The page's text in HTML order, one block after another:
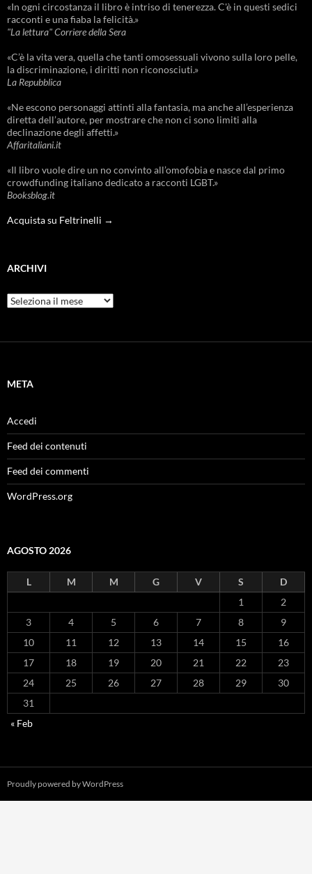
«In ogni circostanza il libro è intriso di tenerezza. C'è in questi sedici
racconti e una fiaba la felicità.»
"La lettura" Corriere della Sera
«C’è la vita vera, quella che tanti omosessuali vivono sulla loro pelle,
la discriminazione, i diritti non riconosciuti.»
La Repubblica
«Ne escono personaggi attinti alla fantasia, ma anche all’esperienza
diretta dell’autore, per mostrare che non ci sono limiti alla
declinazione degli affetti.»
Affaritaliani.it
«Il libro vuole dire un no convinto all’omofobia e nasce dal primo
crowdfunding italiano dedicato a racconti LGBT.»
Booksblog.it
Acquista su Feltrinelli →
ARCHIVI
Archivi
META
Accedi
Feed dei contenuti
Feed dei commenti
WordPress.org
AGOSTO 2026
L M M G V S
D
1
2
3
4 5 6 7 8
9
10
11 12 13 14 15
16
17
18 19 20 21 22
23
24
25 26 27 28 29
30
31
« Feb
Proudly powered by WordPress